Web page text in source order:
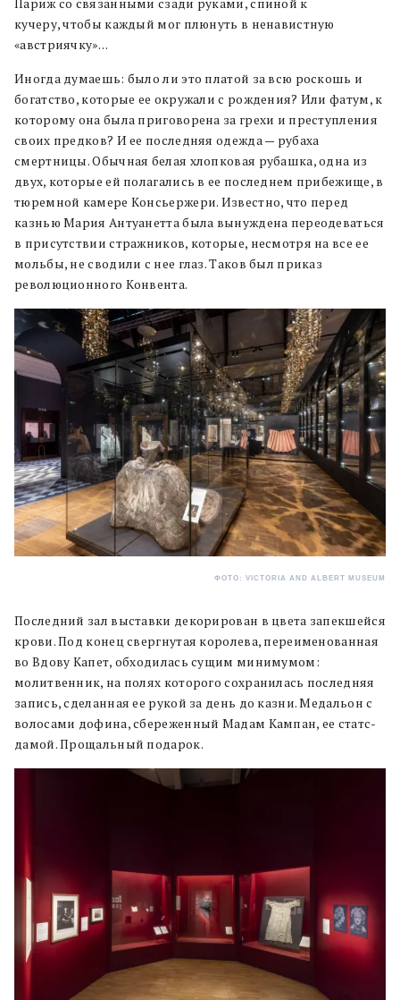
Париж со связанными сзади руками, спиной к
кучеру, чтобы каждый мог плюнуть в ненавистную
«австриячку»…
Иногда думаешь: было ли это платой за всю роскошь и
богатство, которые ее окружали с рождения? Или фатум, к
которому она была приговорена за грехи и преступления
своих предков? И ее последняя одежда — рубаха
смертницы. Обычная белая хлопковая рубашка, одна из
двух, которые ей полагались в ее последнем прибежище, в
тюремной камере Консьержери. Известно, что перед
казнью Мария Антуанетта была вынуждена переодеваться
в присутствии стражников, которые, несмотря на все ее
мольбы, не сводили с нее глаз. Таков был приказ
революционного Конвента.
ФОТО: VICTORIA AND ALBERT MUSEUM
Последний зал выставки декорирован в цвета запекшейся
крови. Под конец свергнутая королева, переименованная
во Вдову Капет, обходилась сущим минимумом:
молитвенник, на полях которого сохранилась последняя
запись, сделанная ее рукой за день до казни. Медальон с
волосами дофина, сбереженный Мадам Кампан, ее статс-
дамой. Прощальный подарок.